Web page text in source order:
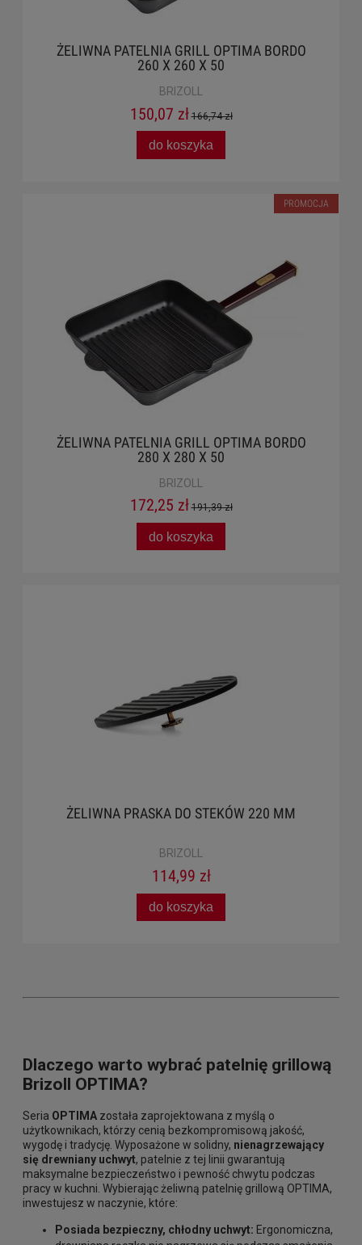
ŻELIWNA PATELNIA GRILL OPTIMA BORDO
260 X 260 X 50
BRIZOLL
150,07 zł 166,74 zł
do koszyka
ŻELIWNA PATELNIA GRILL OPTIMA BORDO
280 X 280 X 50
BRIZOLL
172,25 zł 191,39 zł
do koszyka
PROMOCJA
ŻELIWNA PRASKA DO STEKÓW 220 MM
BRIZOLL
114,99 zł
do koszyka
Dlaczego warto wybrać patelnię grillową
Brizoll OPTIMA?
Seria OPTIMA została zaprojektowana z myślą o
użytkownikach, którzy cenią bezkompromisową jakość,
wygodę i tradycję. Wyposażone w solidny, nienagrzewający
się drewniany uchwyt, patelnie z tej linii gwarantują
maksymalne bezpieczeństwo i pewność chwytu podczas
pracy w kuchni. Wybierając żeliwną patelnię grillową OPTIMA,
inwestujesz w naczynie, które:
Posiada bezpieczny, chłodny uchwyt: Ergonomiczna,